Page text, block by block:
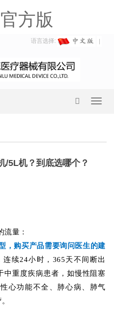
方版
语言选择:
/5L机？到底选哪个？
量：
，购买产品需要询问医生的建
连续24小时，365天不间断出
重度疾病患者， 如慢性阻塞
心功能不全、肺心病、肺气
。